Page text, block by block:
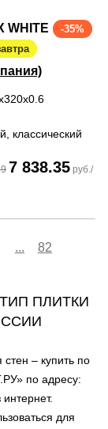
WHITE
-35%
классический
7 838.35 руб./
... 82
ПЛИТКИ
– купить по
по адресу:
для